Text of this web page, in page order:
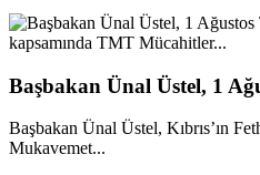
Başbakan Ünal Üstel, 1
Başbakan Ünal Üstel, Kıbrıs’ın
Mukavemet...